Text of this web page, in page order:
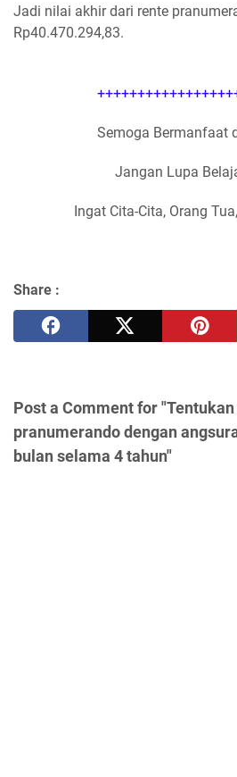
Jadi nilai akhir dari rente
Rp40.470.294,83.
Semoga Bermanfaat
Jangan Lupa
Ingat Cita-Cita, Orang
Share :
Post a Comment for
pranumerando dengan
bulan selama 4 tahun"